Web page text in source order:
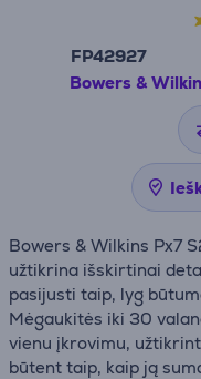
FP42927
Bowers &
Bowers & Wilkins Px7
užtikrina išskirtinai
pasijusti taip, lyg
Mėgaukitės iki 30
vienu įkrovimu,
būtent taip, kaip ją